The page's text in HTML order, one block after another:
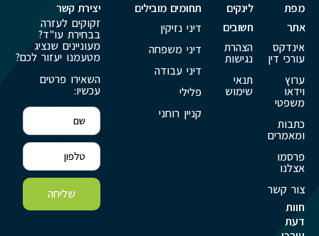
מפת
אתר
אינדקס
עורכי דין
ערוץ
וידאו
משפטי
כתבות
ומאמרים
פרסמו
אצלנו
צור קשר
חוות
דעת
לינקים
חשובים
הצהרת
נגישות
תנאי
שימוש
תחומים מובילים
דיני נזיקין
דיני משפחה
דיני עבודה
פלילי
קניין רוחני
יצירת קשר
זקוקים לעזרה
בבחירת עו"ד?
מעוניינים שנציג
מטעמנו יעזור לכם?
השאירו פרטים
עכשיו:
שליחה